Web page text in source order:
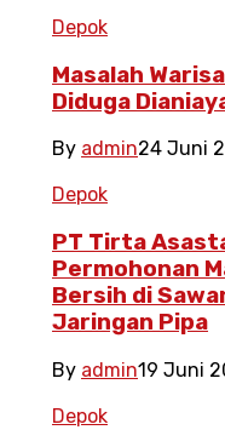
Depok
Masalah
Diduga
By admin24 Juni
Depok
PT Tirta
Permohonan
Bersih di
Jaringan Pipa
By admin19 Juni
Depok